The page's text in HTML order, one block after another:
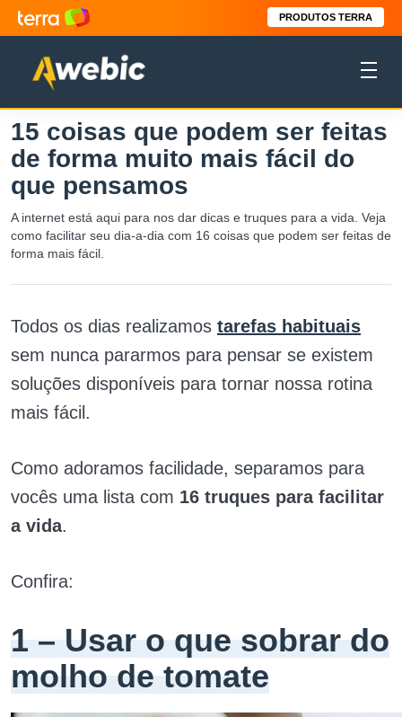
PRODUTOS TERRA
15 coisas que podem ser feitas
de forma muito mais fácil do
que pensamos
A internet está aqui para nos dar dicas e truques para a vida. Veja
como facilitar seu dia-a-dia com 16 coisas que podem ser feitas de
forma mais fácil.
Todos os dias realizamos tarefas habituais
sem nunca pararmos para pensar se existem
soluções disponíveis para tornar nossa rotina
mais fácil.
Como adoramos facilidade, separamos para
vocês uma lista com 16 truques para facilitar
a vida.
Confira:
1 – Usar o que sobrar do
molho de tomate